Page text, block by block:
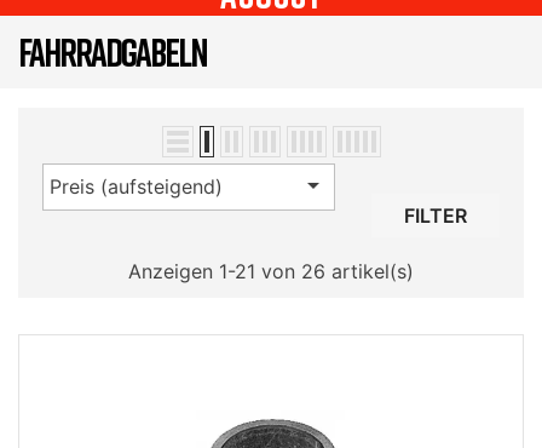
FAHRRADGABELN
Preis (aufsteigend) 
FILTER
Anzeigen 1-21 von 26 artikel(s)